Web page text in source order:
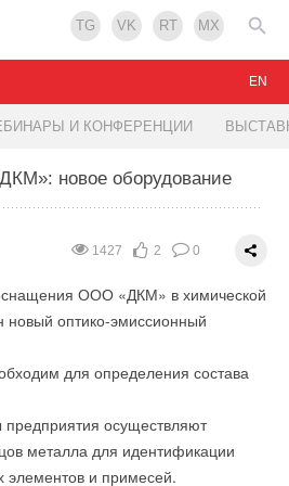
TG VK RT MX
И КОНФЕРЕНЦИИ
EN
новое оборудование
1427 2 0
ООО «ДКМ» в химической
новый оптико-эмиссионный
для определения состава
осуществляют
металла для идентификации
элементов и примесей.
логических
1912 1 0
«Умный стартап 2021»
2057 2 0
FORUM 2021
2413 1 0
ROYAL
1641 1 0